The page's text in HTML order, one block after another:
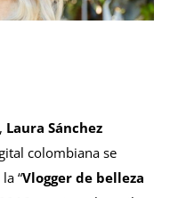
Laura Sánchez
colombiana se
“Vlogger de belleza